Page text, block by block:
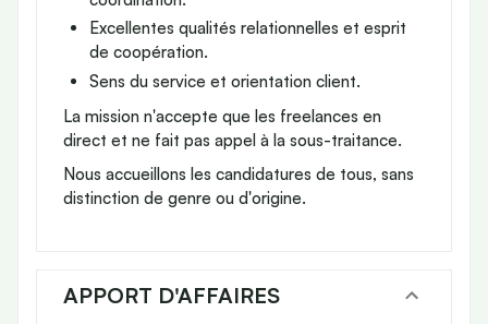
Excellentes qualités relationnelles et esprit
de coopération.
Sens du service et orientation client.
La mission n'accepte que les freelances en
direct et ne fait pas appel à la sous-traitance.
Nous accueillons les candidatures de tous, sans
distinction de genre ou d'origine.
APPORT D'AFFAIRES